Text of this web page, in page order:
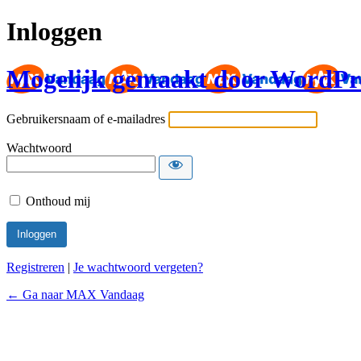
Inloggen
Mogelijk gemaakt door
Gebruikersnaam of e-mailadres
Wachtwoord
Onthoud mij
Registreren | Je wachtwoord vergeten?
← Ga naar MAX Vandaag